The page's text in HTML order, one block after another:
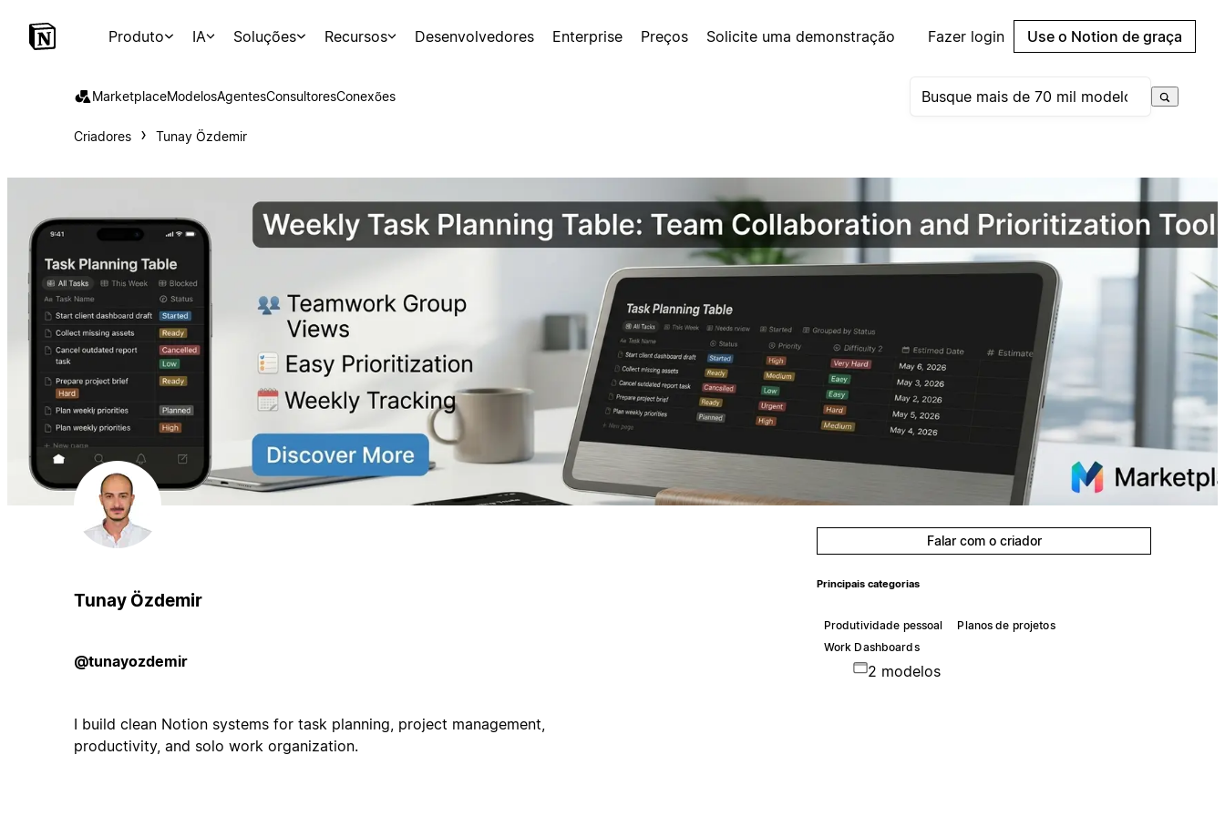
Produto IA Soluções Recursos Desenvolvedores Enterprise Preços Solicite uma demonstração Fazer login Use o Notion de graça
MarketplaceModelosAgentesConsultoresConexões
Criadores Tunay Özdemir
Tunay Özdemir
@tunayozdemir
I build clean Notion systems for task planning, project management,
productivity, and solo work organization.
Falar com o criador
Principais categorias
Produtividade pessoal
Planos de projetos
Work Dashboards
2 modelos